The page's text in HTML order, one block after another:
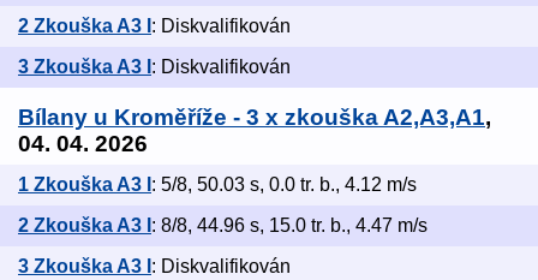
2 Zkouška A3 I : Diskvalifikován
3 Zkouška A3 I : Diskvalifikován
Bílany u Kroměříže - 3 x zkouška A2,A3,A1,
04. 04. 2026
1 Zkouška A3 I : 5/8, 50.03 s, 0.0 tr. b., 4.12 m/s
2 Zkouška A3 I : 8/8, 44.96 s, 15.0 tr. b., 4.47 m/s
3 Zkouška A3 I : Diskvalifikován